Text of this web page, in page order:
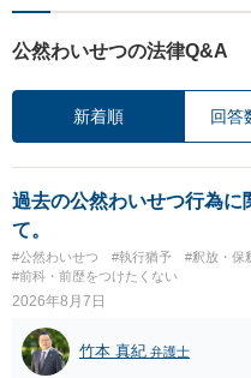
公然わいせつの法律Q&A
新着順 回答
過去の公然わいせつ行為に
て。
#公然わいせつ #執行猶予 #釈放・保
#前科・前歴をつけたくない
2026年8月7日
竹本 真紀 弁護士